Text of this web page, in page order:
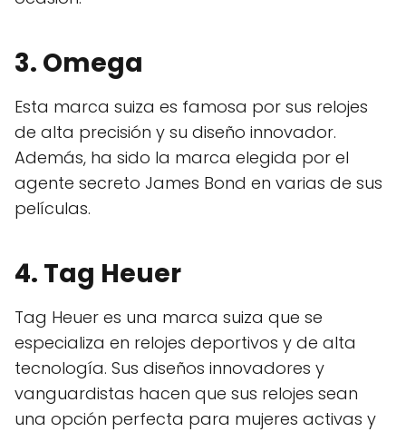
3. Omega
Esta marca suiza es famosa por sus relojes
de alta precisión y su diseño innovador.
Además, ha sido la marca elegida por el
agente secreto James Bond en varias de sus
películas.
4. Tag Heuer
Tag Heuer es una marca suiza que se
especializa en relojes deportivos y de alta
tecnología. Sus diseños innovadores y
vanguardistas hacen que sus relojes sean
una opción perfecta para mujeres activas y